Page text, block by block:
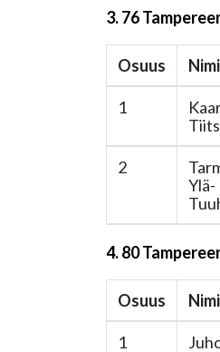
3. 76
Osuus Nimi
1
Tiits
2
Ylä-
4. 80
Osuus Nimi
1